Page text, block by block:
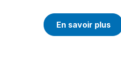
En savoir plus